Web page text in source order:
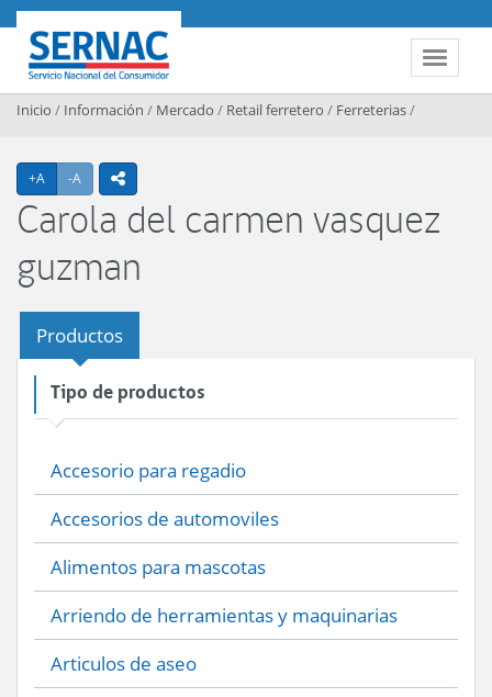
Contenido principal
Toggle
SERNAC
Inicio / Información / Mercado / Retail ferretero / Ferreterias/
+A Agrandar texto
-A Achicar textoicono compartir
Carola del carmen vasquez
guzman
Productos
Tipo de productos
Accesorio para regadio
Accesorios de automoviles
Alimentos para mascotas
Arriendo de herramientas y maquinarias
Articulos de aseo